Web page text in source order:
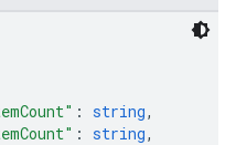
: string,
: string,